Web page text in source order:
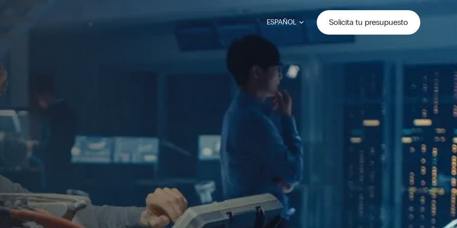
ESPAÑOL Solicita tu presupuesto